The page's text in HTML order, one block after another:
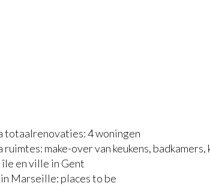
totaalrenovaties: 4 woningen
ruimtes: make-over van keukens,
en ville in Gent
Marseille: places to be